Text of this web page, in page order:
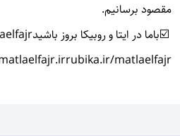
مقصود برسانیم.
☑️باما در ایتا و روبیکا بروز باشید
rubika.ir/matlaelfajr